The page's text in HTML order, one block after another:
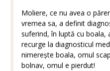
Moliere, ce nu avea o
vremea sa, a definit
suferind, în luptă cu boala,
recurge la diagnosticul
nimerește boala, omul
bolnav, omul e pierdut!